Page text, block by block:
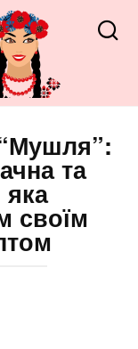
та
яка
своїм